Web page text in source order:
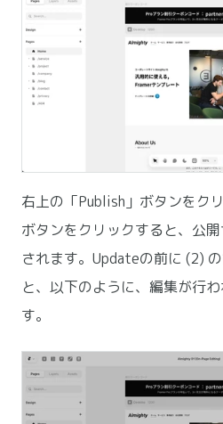
右上の「Publish」ボタンをク
ボタンをクリックすると、公
されます。Updateの前に (2)
と、以下のように、編集が行
す。